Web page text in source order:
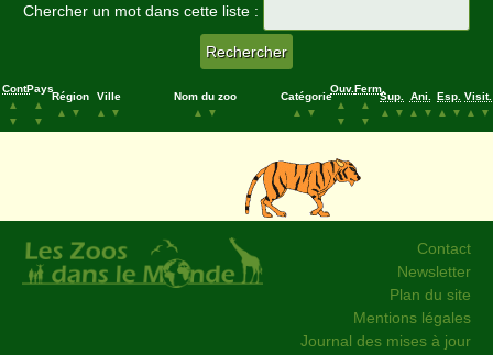
Chercher un mot dans cette liste :
Cont.
▲
▼
Pays
▲
▼
Région
▲
▼
Ville
▲
▼
Nom du zoo
▲
▼
Catégorie
▲
▼
Ouv.
▲
▼
Ferm.
▲
▼
Sup.
▲
▼
Ani.
▲
▼
Esp.
▲
▼
Visit.
▲
▼
Contact
Newsletter
Plan du site
Mentions légales
Journal des mises à jour